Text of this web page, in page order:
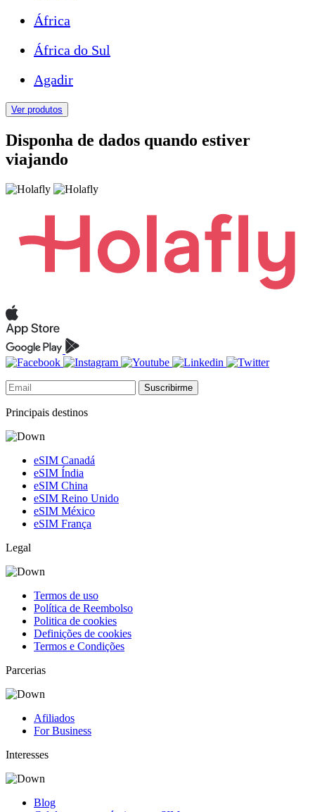
África
África do Sul
Agadir
Ver produtos
Disponha de dados quando estiver
viajando
Suscribirme
Principais destinos
eSIM Canadá
eSIM Índia
eSIM China
eSIM Reino Unido
eSIM México
eSIM França
Legal
Termos de uso
Política de Reembolso
Politica de cookies
Definições de cookies
Termos e Condições
Parcerias
Afiliados
For Business
Interesses
Blog